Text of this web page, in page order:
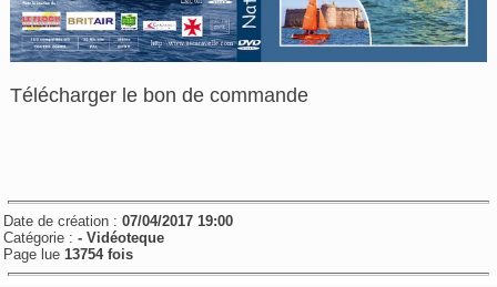
Télécharger le bon de commande
Date de création :07/04/2017 19:00
Catégorie :- Vidéoteque
Page lue13754 fois